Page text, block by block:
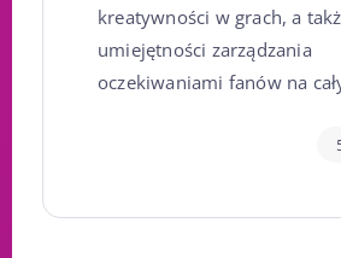
kreatywności w grach, a
umiejętności zarządzania
oczekiwaniami fanów na